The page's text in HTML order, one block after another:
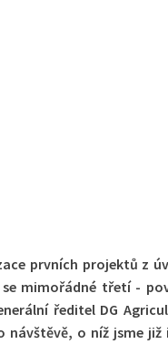
prvních projektů z
mimořádné třetí -
ředitel DG
návštěvě, o níž jsme